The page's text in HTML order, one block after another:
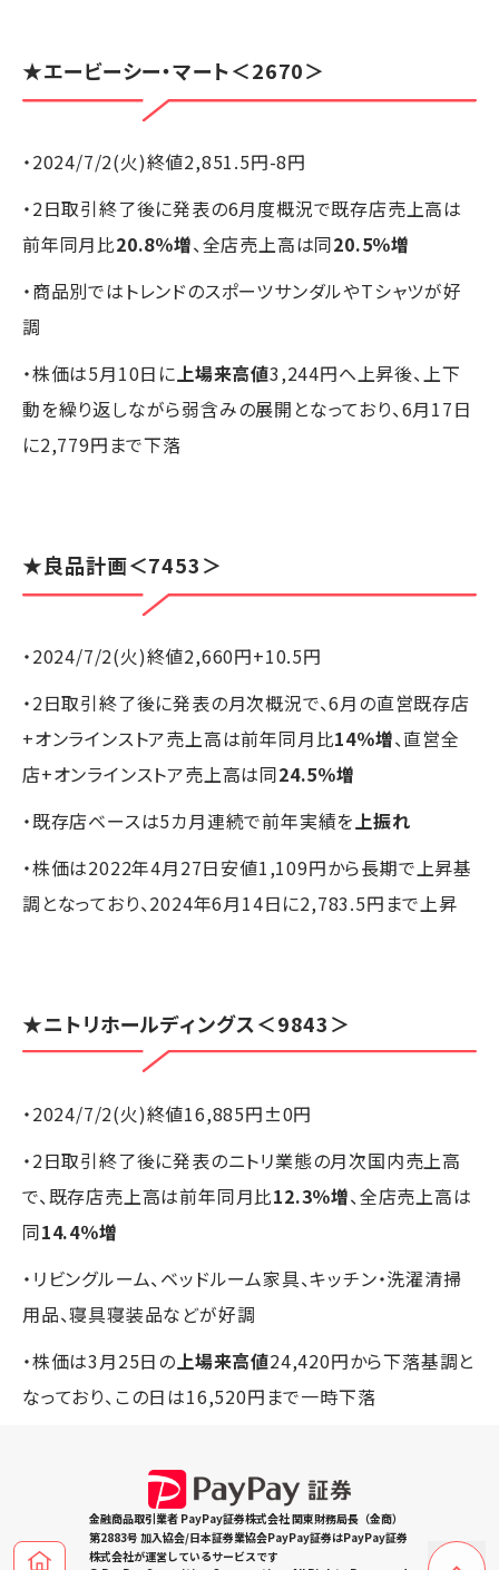
★エービーシー・マート＜2670＞
・2024/7/2(火)終値2,851.5円-8円
・2日取引終了後に発表の6月度概況で既存店売上高は
前年同月比20.8％増、全店売上高は同20.5％増
・商品別ではトレンドのスポーツサンダルやTシャツが好
調
・株価は5月10日に上場来高値3,244円へ上昇後、上下
動を繰り返しながら弱含みの展開となっており、6月17日
に2,779円まで下落
★良品計画＜7453＞
・2024/7/2(火)終値2,660円+10.5円
・2日取引終了後に発表の月次概況で、6月の直営既存店
+オンラインストア売上高は前年同月比14％増、直営全
店+オンラインストア売上高は同24.5％増
・既存店ベースは5カ月連続で前年実績を 上振れ
・株価は2022年4月27日安値1,109円から長期で上昇基
調となっており、2024年6月14日に2,783.5円まで上昇
★ニトリホールディングス＜9843＞
・2024/7/2(火)終値16,885円±0円
・2日取引終了後に発表のニトリ業態の月次国内売上高
で、既存店売上高は前年同月比12.3％増、全店売上高は
同14.4％増
・リビングルーム、ベッドルーム家具、キッチン・洗濯清掃
用品、寝具寝装品などが好調
・株価は3月25日の上場来高値24,420円から下落基調と
なっており、この日は16,520円まで一時下落
金融商品取引業者 PayPay証券株式会社 関東財務局長（金商）
第2883号 加入協会/日本証券業協会PayPay証券はPayPay証券
株式会社が運営しているサービスです